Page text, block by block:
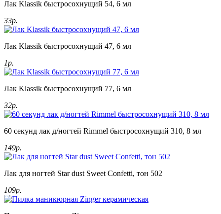
Лак Klassik быстросохнущий 54, 6 мл
33р.
Лак Klassik быстросохнущий 47, 6 мл
1р.
Лак Klassik быстросохнущий 77, 6 мл
32р.
60 секунд лак д/ногтей Rimmel быстросохнущий 310, 8 мл
149р.
Лак для ногтей Star dust Sweet Confetti, тон 502
109р.